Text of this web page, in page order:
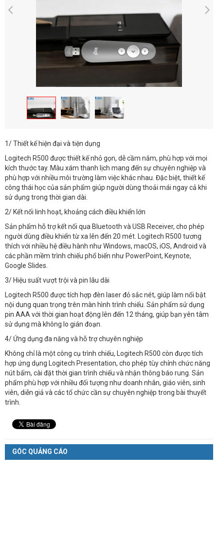
1/ Thiết kế hiện đại và tiện dụng
Logitech R500 được thiết kế nhỏ gọn, dễ cầm nắm, phù hợp với mọi
kích thước tay. Màu xám thanh lịch mang đến sự chuyên nghiệp và
phù hợp với nhiều môi trường làm việc khác nhau. Đặc biệt, thiết kế
công thái học của sản phẩm giúp người dùng thoải mái ngay cả khi
sử dụng trong thời gian dài.
2/ Kết nối linh hoạt, khoảng cách điều khiển lớn
Sản phẩm hỗ trợ kết nối qua Bluetooth và USB Receiver, cho phép
người dùng điều khiển từ xa lên đến 20 mét. Logitech R500 tương
thích với nhiều hệ điều hành như Windows, macOS, iOS, Android và
các phần mềm trình chiếu phổ biến như PowerPoint, Keynote,
Google Slides.
3/ Hiệu suất vượt trội và pin lâu dài
Logitech R500 được tích hợp đèn laser đỏ sắc nét, giúp làm nổi bật
nội dung quan trọng trên màn hình trình chiếu. Sản phẩm sử dụng
pin AAA với thời gian hoạt động lên đến 12 tháng, giúp bạn yên tâm
sử dụng mà không lo gián đoạn.
4/ Ứng dụng đa năng và hỗ trợ chuyên nghiệp
Không chỉ là một công cụ trình chiếu, Logitech R500 còn được tích
hợp ứng dụng Logitech Presentation, cho phép tùy chỉnh chức năng
nút bấm, cài đặt thời gian trình chiếu và nhận thông báo rung. Sản
phẩm phù hợp với nhiều đối tượng như doanh nhân, giáo viên, sinh
viên, diễn giả và các tổ chức cần sự chuyên nghiệp trong bài thuyết
trình.
GÓC QUẢNG CÁO